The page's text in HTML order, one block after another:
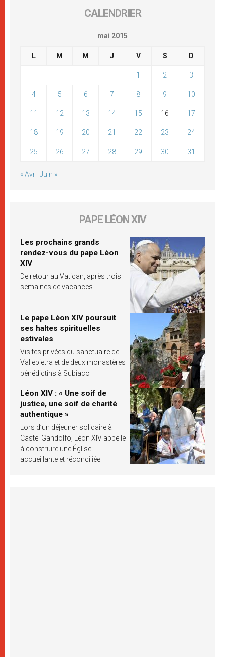
CALENDRIER
mai 2015
L M M J V S D
1 2 3
4 5 6 7 8 9 10
11 12 13 14 15 16 17
18 19 20 21 22 23 24
25 26 27 28 29 30 31
« Avr Juin »
PAPE LÉON XIV
Les prochains grands
rendez-vous du pape Léon
XIV
De retour au Vatican, après trois
semaines de vacances
Le pape Léon XIV poursuit
ses haltes spirituelles
estivales
Visites privées du sanctuaire de
Vallepietra et de deux monastères
bénédictins à Subiaco
Léon XIV : « Une soif de
justice, une soif de charité
authentique »
Lors d’un déjeuner solidaire à
Castel Gandolfo, Léon XIV appelle
à construire une Église
accueillante et réconciliée